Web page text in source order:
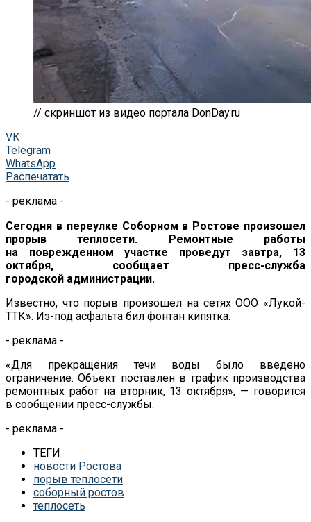
// скриншот из видео портала DonDay.ru
VK
Telegram
WhatsApp
Распечатать
- реклама -
Сегодня в переулке Соборном в Ростове произошел
прорыв теплосети. Ремонтные работы
на
поврежденном участке проведут завтра, 13
октября, сообщает пресс-служба
городской администрации.
Известно, что порыв произошел на сетяхООО «Лукой-
ТТК». Из-под асфальта бил фонтан кипятка.
- реклама -
«Для прекращения течи воды было введено
ограничение. Объект поставлен в график производства
ремонтных работ на вторник, 13 октября», — говорится
в сообщении пресс-службы.
- реклама -
ТЕГИ
новости Ростова
порыв теплосети
соборный ростов
теплосеть